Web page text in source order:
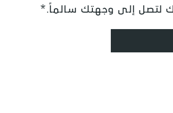
لتصل إلى وجهتك سالماً.*